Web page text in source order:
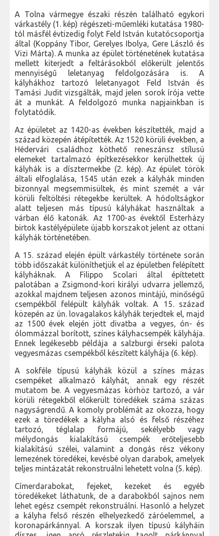
A Tolna vármegye északi részén található egykori
várkastély (1. kép) régészeti-műemléki kutatása 1980-
tól másfél évtizedig folyt Feld István kutatócsoportja
által (Koppány Tibor, Gerelyes Ibolya, Gere László és
Vizi Márta). A munka az épület történetének kutatása
mellett kiterjedt a feltárásokból előkerült jelentős
mennyiségű leletanyag feldolgozására is. A
kályhákhoz tartozó leletanyagot Feld István és
Tamási Judit vizsgálták, majd jelen sorok írója vette
át a munkát. A feldolgozó munka napjainkban is
folytatódik.
Az épületet az 1420-as években készítették, majd a
század közepén átépítették. Az 1520 körüli években, a
Hédervári családhoz köthető reneszánsz stílusú
elemeket tartalmazó építkezésekkor kerülhettek új
kályhák is a dísztermekbe (2. kép). Az épület török
általi elfoglalása, 1545 után ezek a kályhák minden
bizonnyal megsemmisültek, és mint szemét a vár
körüli feltöltési rétegekbe kerültek. A hódoltságkor
alatt teljesen más típusú kályhákat használtak a
várban élő katonák. Az 1700-as évektől Esterházy
birtok kastélyépülete újabb korszakot jelent az ottani
kályhák történetében.
A 15. század elején épült várkastély története során
több időszakát különíthetjük el az épületben felépített
kályháknak. A Filippo Scolari által építtetett
palotában a Zsigmond-kori királyi udvarra jellemző,
azokkal majdnem teljesen azonos mintájú, minőségű
csempékből felépült kályhák voltak. A 15. század
közepén az ún. lovagalakos kályhák terjedtek el, majd
az 1500 évek elején jött divatba a vegyes, ón- és
ólommázzal borított, színes kályhacsempék kályhája.
Ennek legékesebb példája a salzburgi érseki palota
vegyesmázas csempékből készített kályhája (6. kép).
A sokféle típusú kályhák közül a színes mázas
csempéket alkalmazó kályhát, annak egy részét
mutatom be. A vegyesmázas körhöz tartozó, a vár
körüli rétegekből előkerült töredékek száma százas
nagyságrendű. A komoly problémát az okozza, hogy
ezek a töredékek a kályha alsó és felső részéhez
tartozó, téglalap formájú, sekélyebb vagy
mélydongás kialakítású csempék erőteljesebb
kialakítású szélei, valamint a dongás rész vékony
lemezének töredékei, kevésbé olyan darabok, amelyek
teljes mintázatát rekonstruálni lehetett volna (5. kép).
Címerdarabokat, fejeket, kezeket és egyéb
töredékeket láthatunk, de a darabokból sajnos nem
lehet egész csempét rekonstruálni. Hasonló a helyzet
a kályha felső részén elhelyezkedő záróelemmel, a
koronapárkánnyal. A korszak ilyen típusú kályháin